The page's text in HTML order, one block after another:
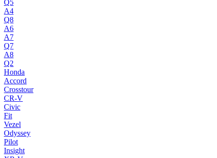
Q5
A4
Q8
A6
A7
Q7
A8
Q2
Honda
Accord
Crosstour
CR-V
Civic
Fit
Vezel
Odyssey
Pilot
Insight